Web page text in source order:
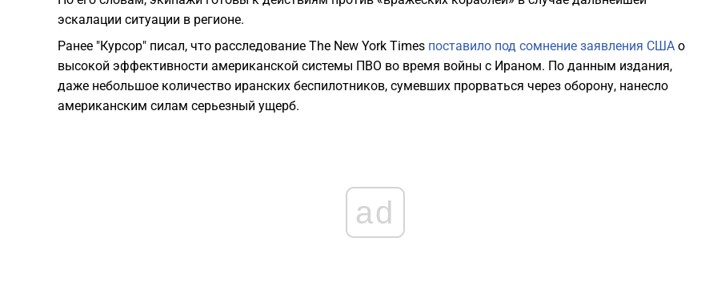
эскалации ситуации в регионе.
Ранее "Курсор" писал, что расследование The New York Times поставило под сомнение заявления США о
высокой эффективности американской системы ПВО во время войны с Ираном. По данным издания,
даже небольшое количество иранских беспилотников, сумевших прорваться через оборону, нанесло
американским силам серьезный ущерб.
ad